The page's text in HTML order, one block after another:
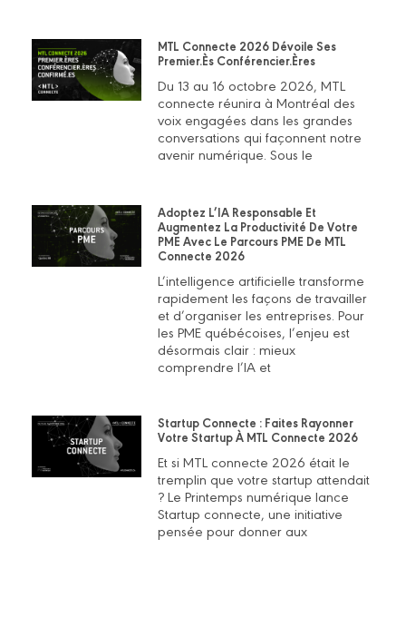
MTL Connecte 2026 Dévoile Ses
Premier.ès Conférencier.ères
Du 13 au 16 octobre 2026, MTL
connecte réunira à Montréal des
voix engagées dans les grandes
conversations qui façonnent notre
avenir numérique. Sous le
Adoptez L’IA Responsable Et
Augmentez La Productivité De Votre
PME Avec Le Parcours PME De MTL
Connecte 2026
L’intelligence artificielle transforme
rapidement les façons de travailler
et d’organiser les entreprises. Pour
les PME québécoises, l’enjeu est
désormais clair : mieux
comprendre l’IA et
Startup Connecte : Faites Rayonner
Votre Startup À MTL Connecte 2026
Et si MTL connecte 2026 était le
tremplin que votre startup attendait
? Le Printemps numérique lance
Startup connecte, une initiative
pensée pour donner aux